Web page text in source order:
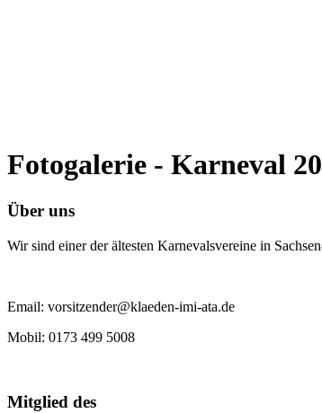
Fotogalerie - Karneval
Über uns
Wir sind einer der ältesten Karnevalsvereine in
Email: vorsitzender@klaeden-imi-ata.de
Mobil: 0173 499 5008
Mitglied des